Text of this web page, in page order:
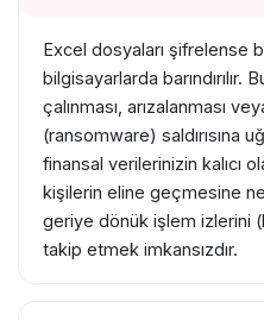
Excel dosyaları şifrelense
bilgisayarlarda barındırılır.
çalınması, arızalanması
(ransomware) saldırısına
finansal verilerinizin kalıcı
kişilerin eline geçmesine
geriye dönük işlem izlerini
takip etmek imkansızdır.